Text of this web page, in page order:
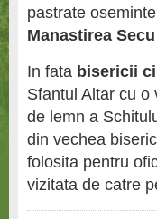
pastrate
Manastirea Secu
In fata bisericii
Sfantul Altar cu o
de lemn a
din vechea
folosita pentru
vizitata de catre